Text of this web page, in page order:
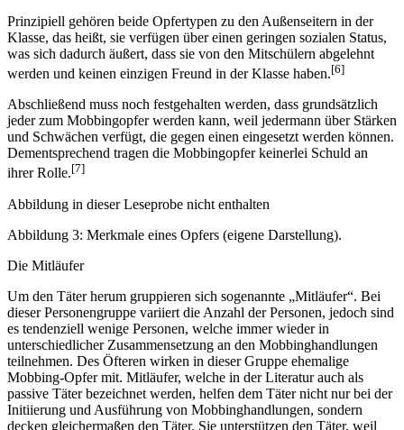
Prinzipiell gehören beide Opfertypen zu den Außenseitern in der
Klasse, das heißt, sie verfügen über einen geringen sozialen Status,
was sich dadurch äußert, dass sie von den Mitschülern abgelehnt
werden und keinen einzigen Freund in der Klasse haben.[6]
Abschließend muss noch festgehalten werden, dass grundsätzlich
jeder zum Mobbingopfer werden kann, weil jedermann über Stärken
und Schwächen verfügt, die gegen einen eingesetzt werden können.
Dementsprechend tragen die Mobbingopfer keinerlei Schuld an
ihrer Rolle.[7]
Abbildung in dieser Leseprobe nicht enthalten
Abbildung 3: Merkmale eines Opfers (eigene Darstellung).
Die Mitläufer
Um den Täter herum gruppieren sich sogenannte „Mitläufer“. Bei
dieser Personengruppe variiert die Anzahl der Personen, jedoch sind
es tendenziell wenige Personen, welche immer wieder in
unterschiedlicher Zusammensetzung an den Mobbinghandlungen
teilnehmen. Des Öfteren wirken in dieser Gruppe ehemalige
Mobbing-Opfer mit. Mitläufer, welche in der Literatur auch als
passive Täter bezeichnet werden, helfen dem Täter nicht nur bei der
Initiierung und Ausführung von Mobbinghandlungen, sondern
decken gleichermaßen den Täter. Sie unterstützen den Täter, weil